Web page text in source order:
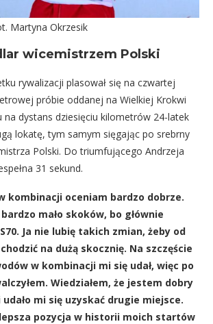
Martyna Okrzesik
wicemistrzem Polski
rywalizacji plasował się na czwartej
próbie oddanej na Wielkiej Krokwi
na dystans dziesięciu kilometrów 24-latek
lokatę, tym samym sięgając po srebrny
Polski. Do triumfującego Andrzeja
31 sekund.
kombinacji oceniam bardzo dobrze.
mało skoków, bo głównie
Ja nie lubię takich zmian, żeby od
na dużą skocznię. Na szczęście
w kombinacji mi się udał, więc po
Wiedziałem, że jestem dobry
mi się uzyskać drugie miejsce.
pozycja w historii moich startów